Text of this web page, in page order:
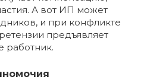
А вот ИП может
и при конфликте
предъявляет
работник.